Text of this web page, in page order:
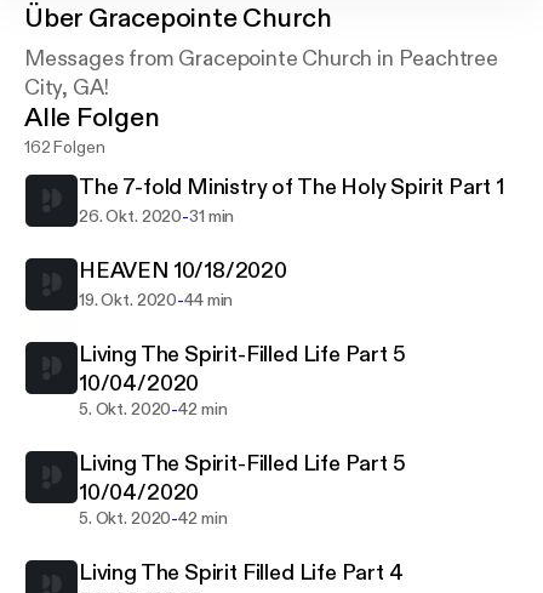
Über Gracepointe Church
Messages from Gracepointe Church in Peachtree
City, GA!
Alle Folgen
162 Folgen
The 7-fold Ministry of The Holy Spirit Part 1
26. Okt. 2020-31 min
HEAVEN 10/18/2020
19. Okt. 2020-44 min
Living The Spirit-Filled Life Part 5
10/04/2020
5. Okt. 2020-42 min
Living The Spirit-Filled Life Part 5
10/04/2020
5. Okt. 2020-42 min
Living The Spirit Filled Life Part 4